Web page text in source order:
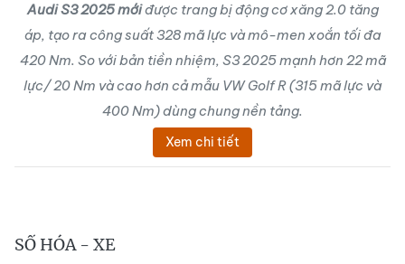
Audi S3 2025 mớiđược trang bị động cơ xăng 2.0 tăng
áp, tạo ra công suất 328 mã lực và mô-men xoắn tối đa
420 Nm. So với bản tiền nhiệm, S3 2025 mạnh hơn 22 mã
lực/ 20 Nm và cao hơn cả mẫu VW Golf R (315 mã lực và
400 Nm) dùng chung nền tảng.
Xem chi tiết
SỐ HÓA - XE